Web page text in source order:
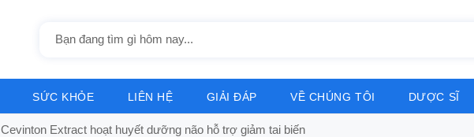
SỨC KHỎE LIÊN HỆ GIẢI ĐÁP VỀ CHÚNG TÔI DƯỢC SĨ
Cevinton Extract hoạt huyết dưỡng não hỗ trợ giảm tai biến